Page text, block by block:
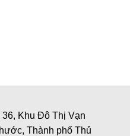
Khu Đô Thị Vạn
Thành phố Thủ